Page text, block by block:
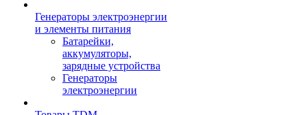
Генераторы электроэнергии
и элементы питания
Батарейки,
аккумуляторы,
зарядные устройства
Генераторы
электроэнергии